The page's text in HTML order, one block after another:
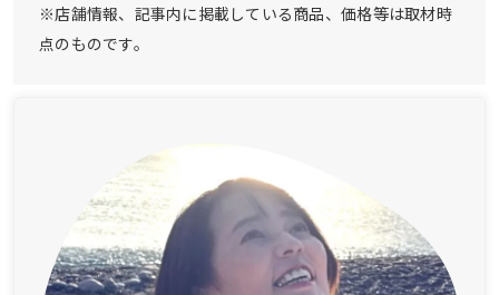
※店舗情報、記事内に掲載している商品、価格等は取材時
点のものです。